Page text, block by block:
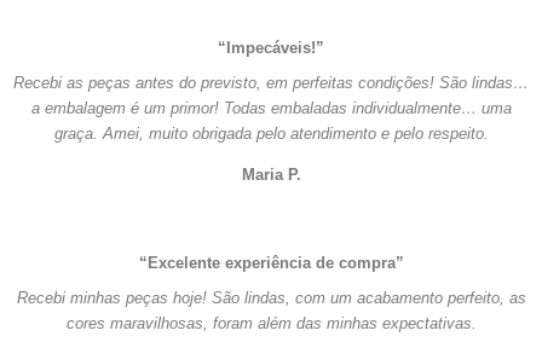
“Impecáveis!”
Recebi as peças antes do previsto, em perfeitas condições! São lindas…
a embalagem é um primor! Todas embaladas individualmente… uma
graça. Amei, muito obrigada pelo atendimento e pelo respeito.
Maria P.
“Excelente experiência de compra”
Recebi minhas peças hoje! São lindas, com um acabamento perfeito, as
cores maravilhosas, foram além das minhas expectativas.